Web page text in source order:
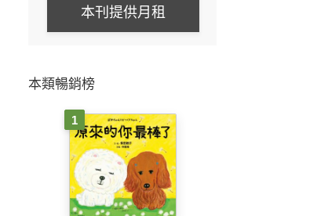
本刊提供月租
本類暢銷榜
1